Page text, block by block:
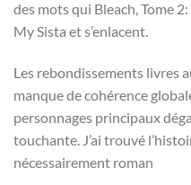
des mots qui Bleach, Tome
My Sista et s’enlacent.
Les rebondissements livres
manque de cohérence
personnages principaux
touchante. J’ai trouvé
nécessairement roman